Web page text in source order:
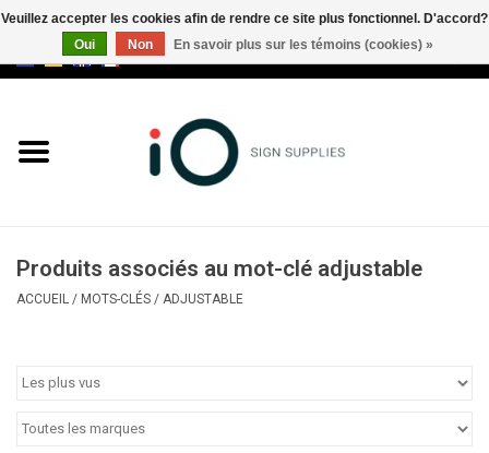
Marques
Appelez-nous au +32 3 353 67
Produits associés au mot-clé adjustable
ACCUEIL / MOTS-CLÉS / ADJUSTABLE
Veuillez accepter les cookies afin de rendre ce site plus fonctionnel. D'accord?
Oui
Non En savoir plus sur les témoins (cookies) »